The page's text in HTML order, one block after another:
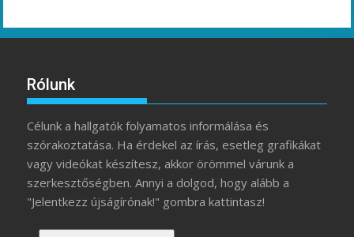
Rólunk
Célunk a hallgatók folyamatos informálása és
szórakoztatása. Ha érdekel az írás, esetleg grafikákat
vagy videókat készítesz, akkor örömmel várunk a
szerkesztőségben. Annyi a dolgod, hogy alább a
"Jelentkezz újságírónak!" gombra kattintasz!